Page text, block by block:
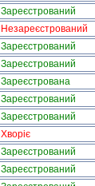
Зареєстрований
Незареєстрований
Зареєстрований
Зареєстрований
Зареєстрована
Зареєстрований
Зареєстрований
Хворіє
Зареєстрований
Зареєстрований